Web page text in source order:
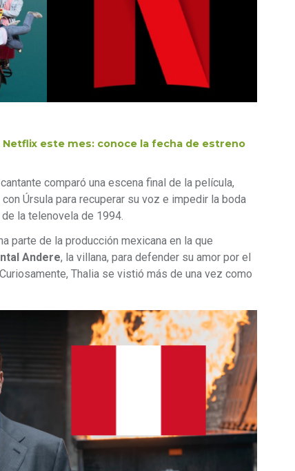
Netflix este mes: conoce la fecha de estreno
comparó una escena final de la película,
Úrsula para recuperar su voz e impedir la boda
la telenovela de 1994.
parte de la producción mexicana en la que
Andere, la villana, para defender su amor por el
Thalia se vistió más de una vez como